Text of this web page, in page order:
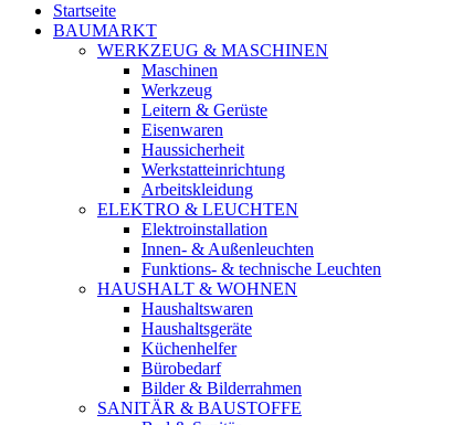
Startseite
BAUMARKT
WERKZEUG & MASCHINEN
Maschinen
Werkzeug
Leitern & Gerüste
Eisenwaren
Haussicherheit
Werkstatteinrichtung
Arbeitskleidung
ELEKTRO & LEUCHTEN
Elektroinstallation
Innen- & Außenleuchten
Funktions- & technische Leuchten
HAUSHALT & WOHNEN
Haushaltswaren
Haushaltsgeräte
Küchenhelfer
Bürobedarf
Bilder & Bilderrahmen
SANITÄR & BAUSTOFFE